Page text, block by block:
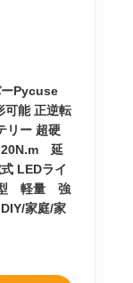
ーPycuse
能 正逆転
リー 超硬
20N.m 延
LEDライ
型 軽量 強
家庭/家